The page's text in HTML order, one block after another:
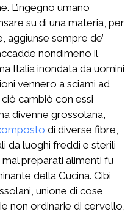
L’ingegno umano
su di una materia, per
aggiunse sempre de’
nondimeno il
Italia inondata da uomini
vennero a sciami ad
cambiò con essi
divenne grossolana,
di diverse fibre,
da luoghi freddi e sterili
preparati alimenti fu
della Cucina. Cibi
unione di cose
non ordinarie di cervello,